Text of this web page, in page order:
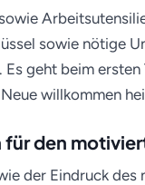
sowie nötige
geht beim ersten
willkommen
für den
der Eindruck des